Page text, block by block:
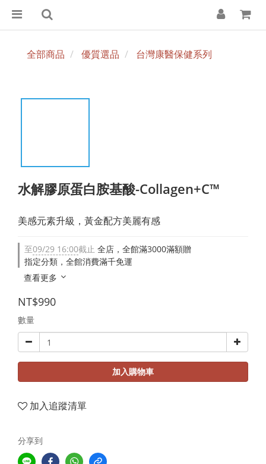
全部商品 優質選品 台灣康醫保健系列
水解膠原蛋白胺基酸-Collagen+C™
美感元素升級，黃金配方美麗有感
至09/29 16:00截止 全店，全館滿3000滿額贈
指定分類，全館消費滿千免運
查看更多
NT$990
數量
加入購物車
加入追蹤清單
分享到